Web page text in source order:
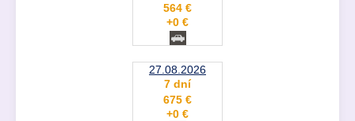
564 €
+0 €
27.08.2026
7 dní
675 €
+0 €